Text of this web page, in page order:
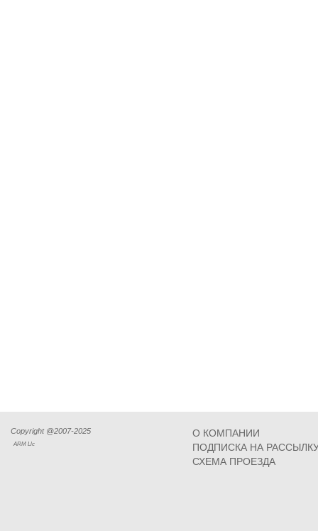
Copyright @2007-2025
ARM Llc
О КОМПАНИИ
ПОДПИСКА НА
СХЕМА ПРОЕЗДА